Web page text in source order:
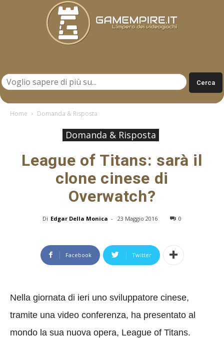
Home Domanda & Risposta
Domanda & Risposta
League of Titans: sarà il
clone cinese di
Overwatch?
Di Edgar Della Monica - 23 Maggio 2016 0
Facebook Twitter
Nella giornata di ieri uno sviluppatore cinese,
tramite una video conferenza, ha presentato al
mondo la sua nuova opera, League of Titans.